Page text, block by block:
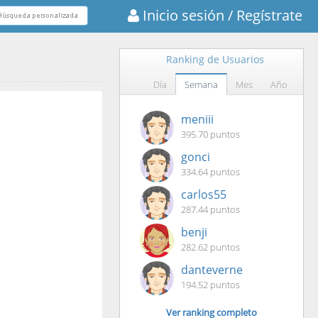
Inicio sesión / Regístrate
Ranking de Usuarios
Día Semana Mes Año
meniii
395.70 puntos
gonci
334.64 puntos
carlos55
287.44 puntos
benji
282.62 puntos
danteverne
194.52 puntos
Ver ranking completo